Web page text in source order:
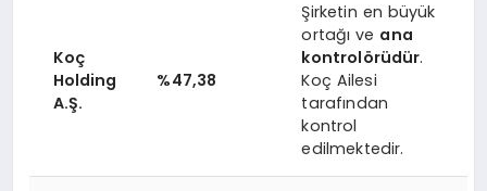
Koç
Holding
A.Ş.
%47,38
Şirketin en büyük
ortağı ve ana
kontrolörüdür.
Koç Ailesi
tarafından
kontrol
edilmektedir.